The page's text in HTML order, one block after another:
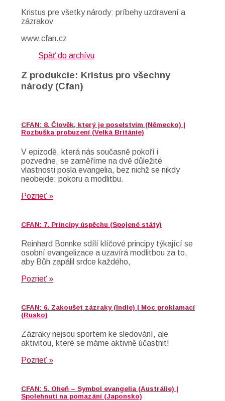
Kristus pre všetky národy: príbehy uzdravení a
zázrakov
www.cfan.cz
Späť do archívu
Z produkcie: Kristus pro všechny
národy (Cfan)
CFAN: 8. Člověk, který je poselstvím (Německo) |
Rozbuška probuzení (Velká Británie)
V epizodě, která nás současně pokoří i
pozvedne, se zaměříme na dvě důležité
vlastnosti posla evangelia, bez nichž se nikdy
neobejde: pokoru a modlitbu.
Pozrieť »
CFAN: 7. Principy úspěchu (Spojené státy)
Reinhard Bonnke sdílí klíčové principy týkající se
osobní evangelizace a uzavírá modlitbou za to,
aby Bůh zapálil srdce každého,
Pozrieť »
CFAN: 6. Zakoušet zázraky (Indie) | Moc proklamací
(Rusko)
Zázraky nejsou sportem ke sledování, ale
aktivitou, které se máme aktivně účastnit!
Pozrieť »
CFAN: 5. Oheň – Symbol evangelia (Austrálie) |
Spolehnutí na pomazání (Japonsko)